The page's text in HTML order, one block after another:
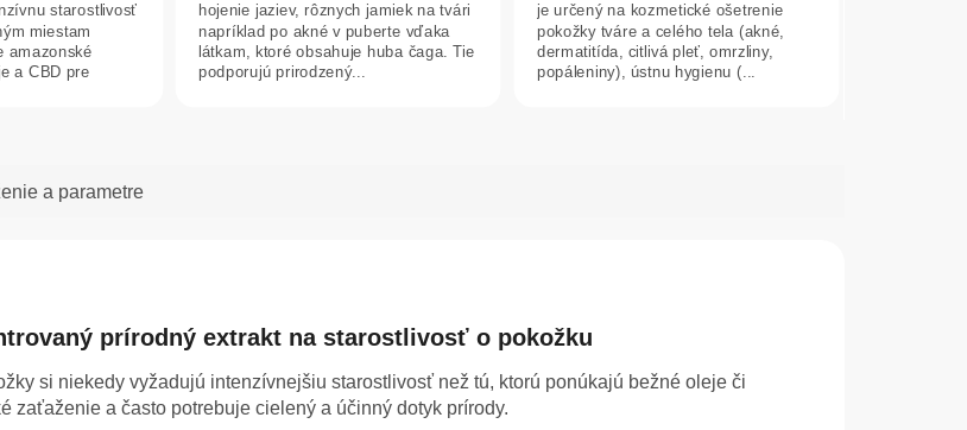
starostlivosť
miestam
amazonské
a CBD pre
5
hviezdičiek.
hojenie jaziev, rôznych jamiek na tvári
napríklad po akné v puberte vďaka
látkam, ktoré obsahuje huba čaga. Tie
podporujú prirodzený...
je určený na kozmetické ošetrenie
pokožky tváre a celého tela (akné,
dermatitída, citlivá pleť, omrzliny,
popáleniny), ústnu hygienu (...
a parametre
prírodný extrakt na starostlivosť o pokožku
si niekedy vyžadujú intenzívnejšiu starostlivosť než tú, ktorú ponúkajú bežné oleje či
zaťaženie a často potrebuje cielený a účinný dotyk prírody.